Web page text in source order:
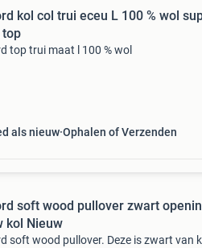
kol col trui eceu L 100 % wol
top
top trui maat l 100 % wol
als nieuw Ophalen of Verzenden
soft wood pullover zwart
kol Nieuw
soft wood pullover. Deze is zwart van